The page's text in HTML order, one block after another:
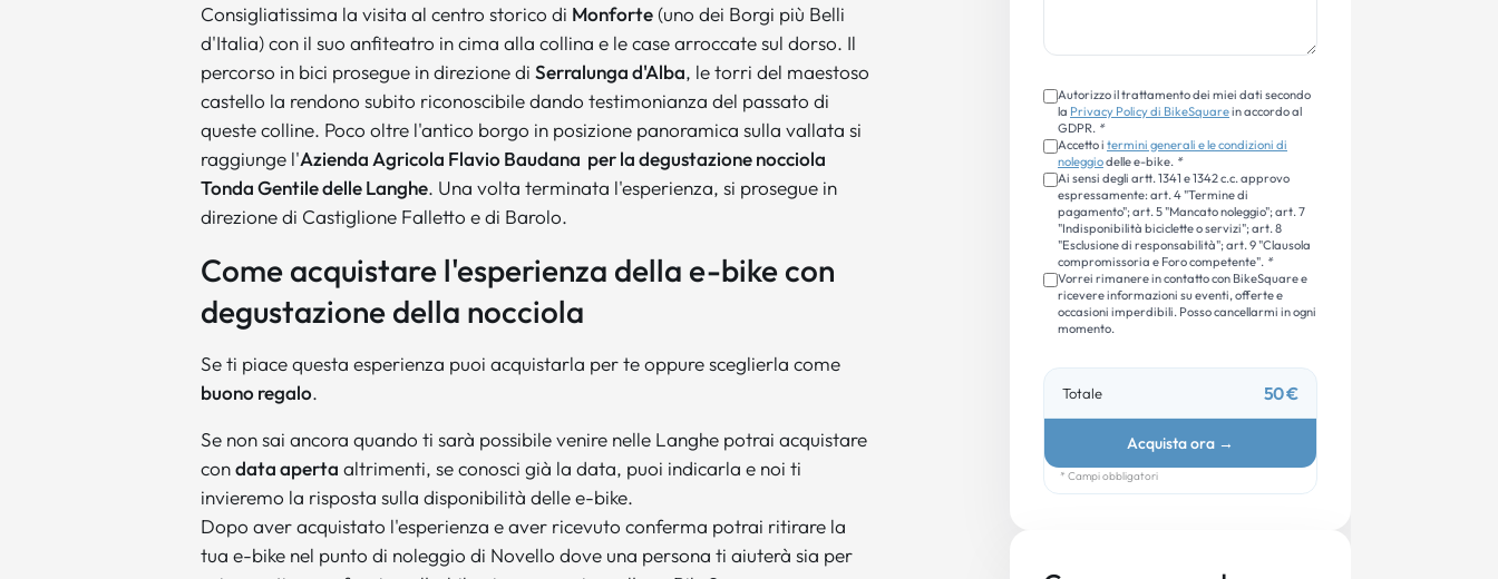
Consigliatissima la visita al centro storico di Monforte (uno dei Borgi più Belli
d'Italia) con il suo anfiteatro in cima alla collina e le case arroccate sul dorso. Il
percorso in bici prosegue in direzione di Serralunga d'Alba, le torri del maestoso
castello la rendono subito riconoscibile dando testimonianza del passato di
queste colline. Poco oltre l'antico borgo in posizione panoramica sulla vallata si
raggiunge l'Azienda Agricola Flavio Baudana per la degustazione nocciola
Tonda Gentile delle Langhe. Una volta terminata l'esperienza, si prosegue in
direzione di Castiglione Falletto e di Barolo.
Come acquistare l'esperienza della e-bike con
degustazione della nocciola
Se ti piace questa esperienza puoi acquistarla per te oppure sceglierla come
buono regalo.
Se non sai ancora quando ti sarà possibile venire nelle Langhe potrai acquistare
condata aperta altrimenti, se conosci già la data, puoi indicarla e noi ti
invieremo la risposta sulla disponibilità delle e-bike.
Dopo aver acquistato l'esperienza e aver ricevuto conferma potrai ritirare la
tua e-bike nel punto di noleggio di Novello dove una persona ti aiuterà sia per
Autorizzo il trattamento dei miei dati secondo
la Privacy Policy di BikeSquarein accordo al
GDPR. *
Accetto i termini generali e le condizioni di
noleggiodelle e-bike. *
Ai sensi degli artt. 1341 e 1342 c.c. approvo
espressamente: art. 4 "Termine di
pagamento"; art. 5 "Mancato noleggio"; art. 7
"Indisponibilità biciclette o servizi"; art. 8
"Esclusione di responsabilità"; art. 9 "Clausola
compromissoria e Foro competente". *
Vorrei rimanere in contatto con BikeSquare e
ricevere informazioni su eventi, offerte e
occasioni imperdibili. Posso cancellarmi in ogni
momento.
Totale 50 €
Acquista ora →
* Campi obbligatori